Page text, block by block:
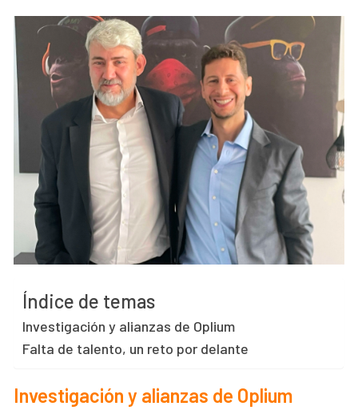
Índice de temas
Investigación y alianzas de Oplium
Falta de talento, un reto por delante
Investigación y alianzas de Oplium